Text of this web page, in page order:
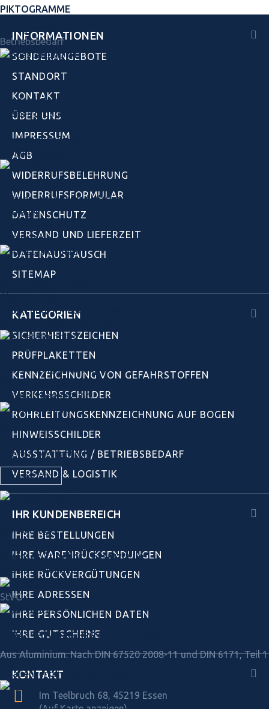
PIKTOGRAMME
Betriebsbedarf
Absperrketten
Absperrpfosten
Pfosten zum Einbetonieren
Mobile Pfosten
Faltsignale (3-seitige Warnpyramiden)
Leitkegel
Leitsysteme
Absperrungen
Kabel- und Schlauchbrücken
Geschwindigkeits­hemmer
Verkehrsspiegel
Parkplatz­begrenzung
Klemmschellen
Rohre & Vierkantrohre
Praxistipps
Markierungen
Diverses Zubehör / Ersatzteile
WEICON Produkte
StVO
STRASSEN­VERKEHRS­SCHILDER NACH STVO
Aus Aluminium. Nach DIN 67520 2008-11 und DIN 6171, Teil 1
Straßen­verkehrs­schilder nach StVO
INFORMATIONEN
SONDERANGEBOTE
STANDORT
KONTAKT
ÜBER UNS
IMPRESSUM
AGB
WIDERRUFSBELEHRUNG
WIDERRUFSFORMULAR
DATENSCHUTZ
VERSAND UND LIEFERZEIT
DATENAUSTAUSCH
SITEMAP
KATEGORIEN
SICHERHEITSZEICHEN
PRÜFPLAKETTEN
KENNZEICHNUNG VON GEFAHRSTOFFEN
VERKEHRSSCHILDER
ROHRLEITUNGSKENNZEICHNUNG AUF BOGEN
HINWEISSCHILDER
AUSSTATTUNG / BETRIEBSBEDARF
VERSAND & LOGISTIK
IHR KUNDENBEREICH
IHRE BESTELLUNGEN
IHRE WARENRÜCKSENDUNGEN
IHRE RÜCKVERGÜTUNGEN
IHRE ADRESSEN
IHRE PERSÖNLICHEN DATEN
IHRE GUTSCHEINE
KONTAKT
Im Teelbruch 68, 45219 Essen